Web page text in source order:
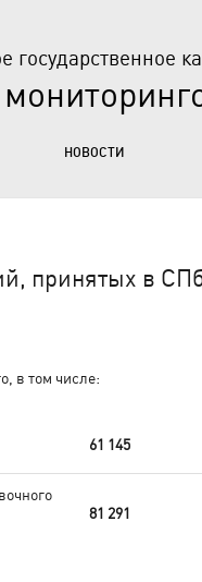
государственное
НОВОСТИ
принятых в
в том числе:
61 145
81 291